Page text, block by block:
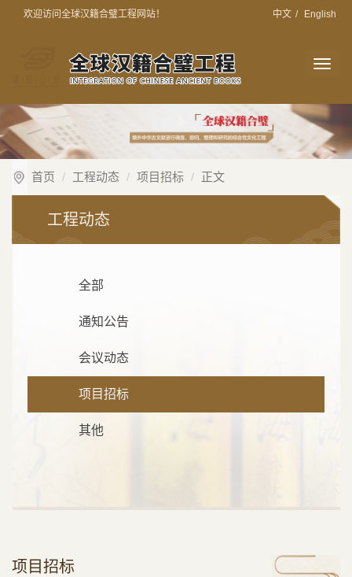
欢迎访问全球汉籍合璧工程网站！ 中文 / English
切
导
航
首页 工程动态 项目招标 正文
工程动态
全部
通知公告
会议动态
项目招标
其他
项目招标